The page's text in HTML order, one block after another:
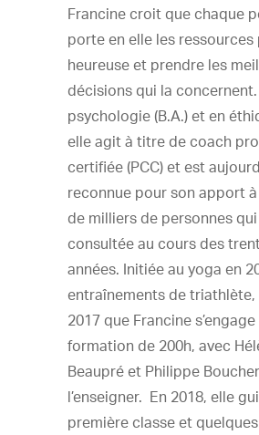
Francine croit que chaque
porte en elle les
heureuse et prendre les
décisions qui la
psychologie (B.A.) et en
elle agit à titre de coach
certifiée (PCC) et est
reconnue pour son apport
de milliers de personnes qui
consultée au cours des
années. Initiée au yoga en
entraînements de triathlète,
2017 que Francine
formation de 200h, avec
Beaupré et Philippe
l’enseigner. En 2018, elle
première classe et